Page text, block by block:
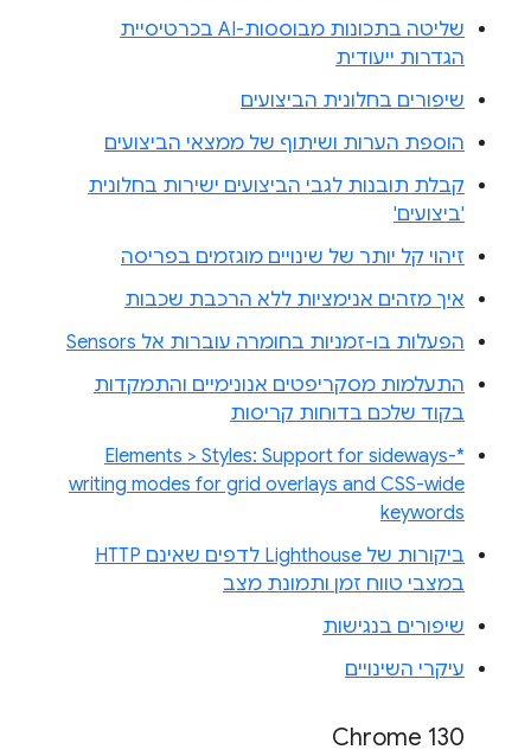
שליטה בתכונות מבוססות-AI בכרטיסיית
הגדרות ייעודית
שיפורים בחלונית הביצועים
הוספת הערות ושיתוף של ממצאי הביצועים
קבלת תובנות לגבי הביצועים ישירות בחלונית
'ביצועים'
זיהוי קל יותר של שינויים מוגזמים בפריסה
איך מזהים אנימציות ללא הרכבת שכבות
הפעלות בו-זמניות בחומרה עוברות אל Sensors
התעלמות מסקריפטים אנונימיים והתמקדות
בקוד שלכם בדוחות קריסות
Elements > Styles: Support for sideways-*
writing modes for grid overlays and CSS-wide
keywords
ביקורות של Lighthouse לדפים שאינם HTTP
במצבי טווח זמן ותמונת מצב
שיפורים בנגישות
עיקרי השינויים
Chrome 130